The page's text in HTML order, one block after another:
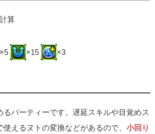
算
×5 ×15 ×3
るパーティーです。遅延スキルや目覚めス
使えるヌトの変換などがあるので、小回り